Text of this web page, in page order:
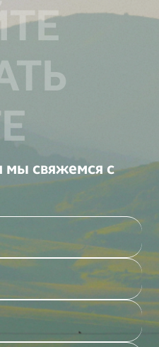
мы свяжемся с